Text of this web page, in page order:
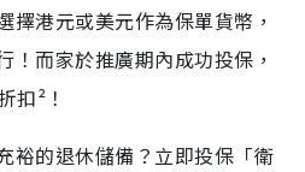
擇港元或美元作為保單貨幣，
！而家於推廣期內成功投保，
扣²！
裕的退休儲備？立即投保「衛